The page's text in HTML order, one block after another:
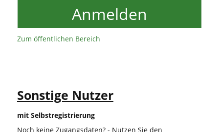
Anmelden
Zum öffentlichen Bereich
Sonstige Nutzer
mit Selbstregistrierung
Noch keine Zugangsdaten? - Nutzen Sie den